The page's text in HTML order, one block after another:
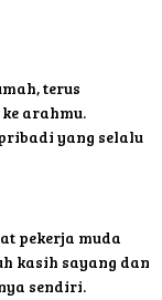
terus
arahmu.
yang selalu
pekerja muda
kasih sayang dan
sendiri.